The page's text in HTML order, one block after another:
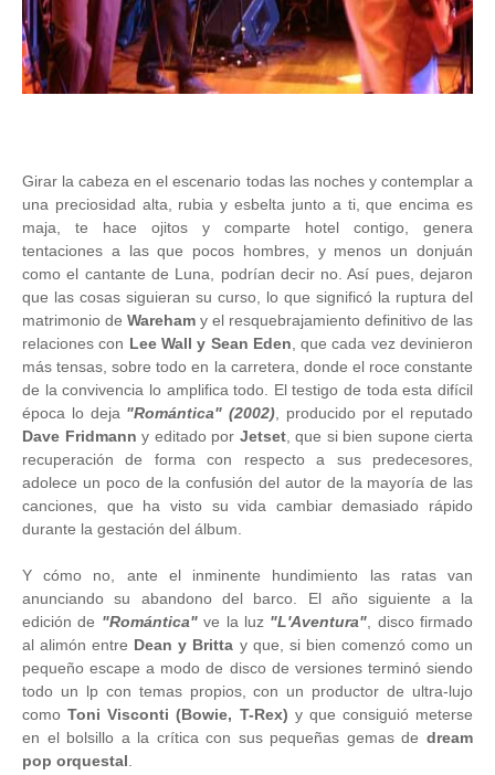
Girar la cabeza en el escenario todas las noches y contemplar a
una preciosidad alta, rubia y esbelta junto a ti, que encima es
maja, te hace ojitos y comparte hotel contigo, genera
tentaciones a las que pocos hombres, y menos un donjuán
como el cantante de Luna, podrían decir no. Así pues, dejaron
que las cosas siguieran su curso, lo que significó la ruptura del
matrimonio de Wareham y el resquebrajamiento definitivo de las
relaciones con Lee Wall y Sean Eden, que cada vez devinieron
más tensas, sobre todo en la carretera, donde el roce constante
de la convivencia lo amplifica todo. El testigo de toda esta difícil
época lo deja "Romántica" (2002), producido por el reputado
Dave Fridmann y editado por Jetset, que si bien supone cierta
recuperación de forma con respecto a sus predecesores,
adolece un poco de la confusión del autor de la mayoría de las
canciones, que ha visto su vida cambiar demasiado rápido
durante la gestación del álbum.
Y cómo no, ante el inminente hundimiento las ratas van
anunciando su abandono del barco. El año siguiente a la
edición de "Romántica"ve la luz "L'Aventura", disco firmado
al alimón entre Dean y Britta y que, si bien comenzó como un
pequeño escape a modo de disco de versiones terminó siendo
todo un lp con temas propios, con un productor de ultra-lujo
comoToni Visconti (Bowie, T-Rex) y que consiguió meterse
en el bolsillo a la crítica con sus pequeñas gemas de dream
pop orquestal.